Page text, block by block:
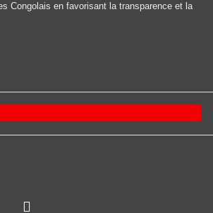
Congolais en favorisant la transparence et la